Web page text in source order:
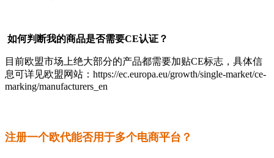
如何判断我的商品是否需要CE认证？
目前欧盟市场上绝大部分的产品都需要加贴CE标志，具体信
息可详见欧盟网站：https://ec.europa.eu/growth/single-market/ce-
marking/manufacturers_en
注册一个欧代能否用于多个电商平台？